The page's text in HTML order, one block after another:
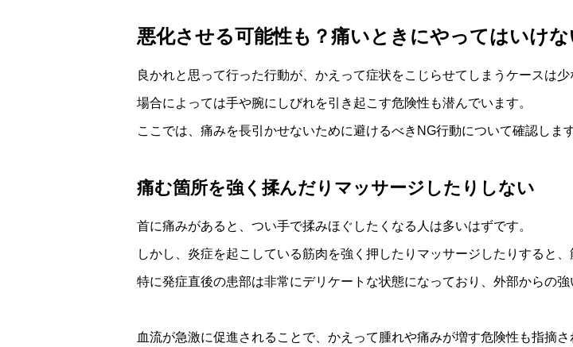
悪化させる可能性も？痛いときにやってはいけ
良かれと思って行った行動が、かえって症状をこじらせてしまうケースは少
場合によっては手や腕にしびれを引き起こす危険性も潜んでいます。
ここでは、痛みを長引かせないために避けるべきNG行動について確認します
痛む箇所を強く揉んだりマッサージしたりしない
首に痛みがあると、つい手で揉みほぐしたくなる人は多いはずです。
しかし、炎症を起こしている筋肉を強く押したりマッサージしたりすると
特に発症直後の患部は非常にデリケートな状態になっており、外部からの強
血流が急激に促進されることで、かえって腫れや痛みが増す危険性も指摘さ